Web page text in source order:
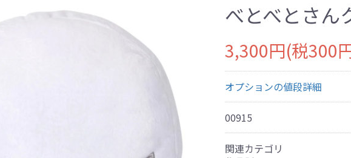
べとべとさん
3,300円(税300
オプションの値段詳細
00915
関連カテゴリ